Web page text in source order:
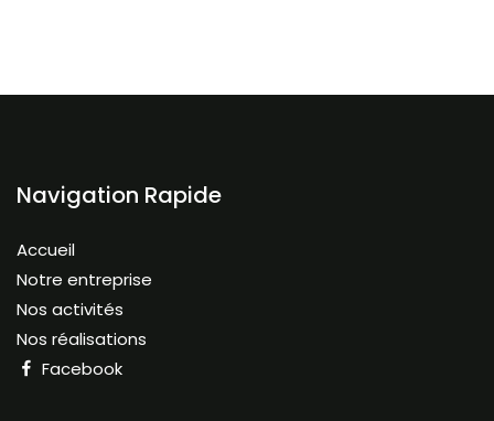
Navigation Rapide
Accueil
Notre entreprise
Nos activités
Nos réalisations
Facebook